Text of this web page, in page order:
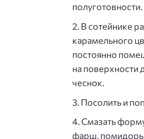
полуготовности.
В сотейнике
карамельного
постоянно
на поверхности
чеснок.
Посолить и
Смазать
фарш,